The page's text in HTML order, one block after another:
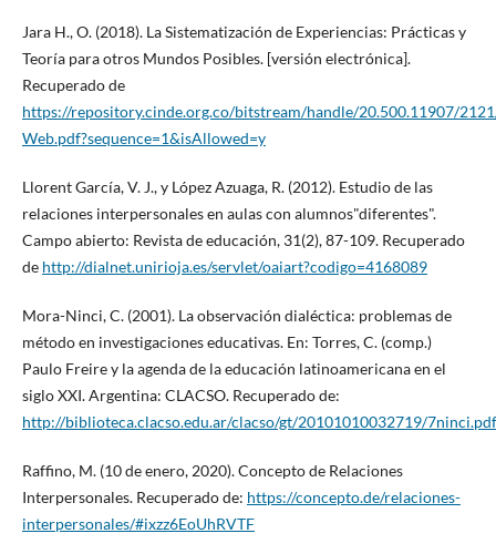
Jara H., O. (2018). La Sistematización de Experiencias: Prácticas y
Teoría para otros Mundos Posibles. [versión electrónica].
Recuperado de
https://repository.cinde.org.co/bitstream/handle/20.500.11907/
Web.pdf?sequence=1&isAllowed=y
Llorent García, V. J., y López Azuaga, R. (2012). Estudio de las
relaciones interpersonales en aulas con alumnos"diferentes".
Campo abierto: Revista de educación, 31(2), 87-109. Recuperado
de http://dialnet.unirioja.es/servlet/oaiart?codigo=4168089
Mora-Ninci, C. (2001). La observación dialéctica: problemas de
método en investigaciones educativas. En: Torres, C. (comp.)
Paulo Freire y la agenda de la educación latinoamericana en el
siglo XXI. Argentina: CLACSO. Recuperado de:
http://biblioteca.clacso.edu.ar/clacso/gt/20101010032719/7ninci.pdf
Raffino, M. (10 de enero, 2020). Concepto de Relaciones
Interpersonales. Recuperado de: https://concepto.de/relaciones-
interpersonales/#ixzz6EoUhRVTF